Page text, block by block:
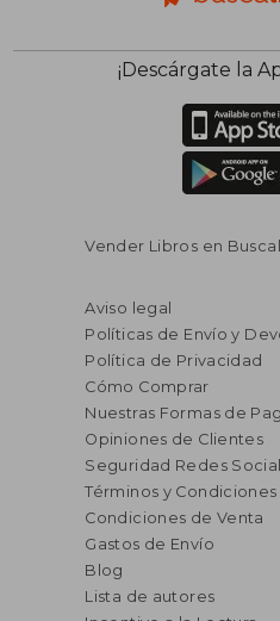
¡Descárgate la
Vender Libros en
Aviso legal
Políticas de Envío y
Política de Privacidad
Cómo Comprar
Nuestras Formas de
Opiniones de Clientes
Seguridad Redes
Términos y Condiciones
Condiciones de Venta
Gastos de Envío
Blog
Lista de autores